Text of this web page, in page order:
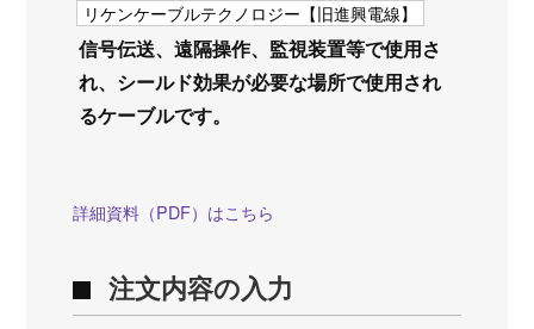
リケンケーブルテクノロジー【旧進興電線】
信号伝送、遠隔操作、監視装置等で使用さ
れ、シールド効果が必要な場所で使用され
るケーブルです。
詳細資料（PDF）はこちら
注文内容の入力